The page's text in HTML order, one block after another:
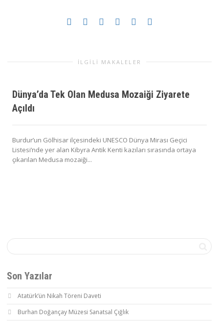
İLGILI MAKALELER
Dünya’da Tek Olan Medusa Mozaiği Ziyarete
Açıldı
Burdur’un Gölhisar ilçesindeki UNESCO Dünya Mirası Geçici
Listesi’nde yer alan Kibyra Antik Kenti kazıları sırasında ortaya
çıkarılan Medusa mozaiği...
Son Yazılar
Atatürk’ün Nikah Töreni Daveti
Burhan Doğançay Müzesi Sanatsal Çığlık